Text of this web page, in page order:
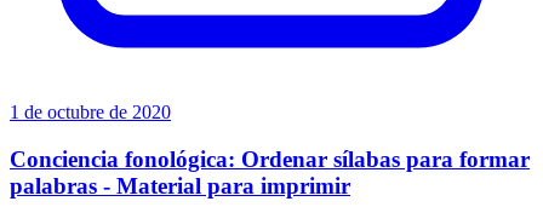
1 de octubre de 2020
Conciencia fonológica: Ordenar sílabas para formar
palabras - Material para imprimir